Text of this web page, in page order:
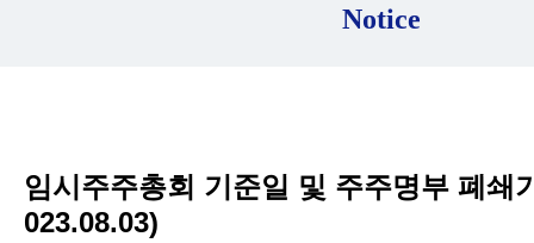
Notice
임시주주총회 기준일 및 주주명부 폐쇄
023.08.03)